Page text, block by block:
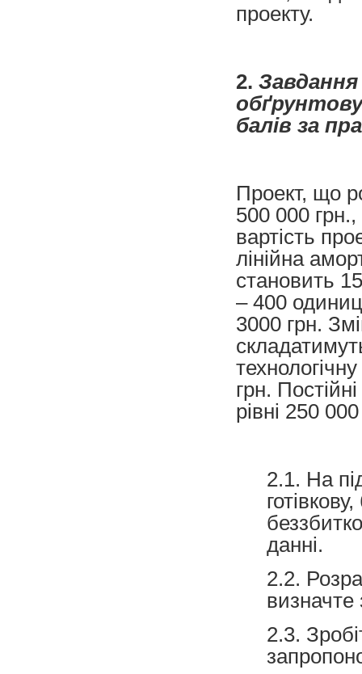
проекту.
2.
балів за
Проект, що
500 000 грн.,
вартість
лінійна
становить
– 400
3000 грн.
грн.
рівні 250
2.1. На
данні.
2.2.
визначте
2.3.